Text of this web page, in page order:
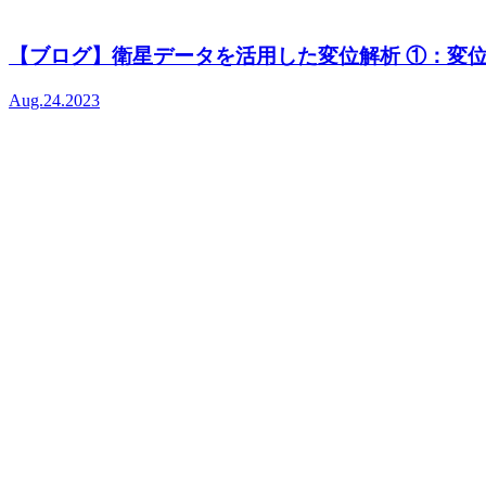
【ブログ】衛星データを活用した変位解析 ①：変
Aug.24.2023